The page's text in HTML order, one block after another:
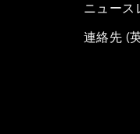
ニュース
連絡先 (